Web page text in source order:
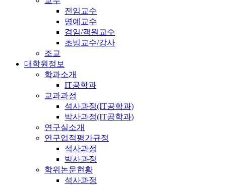
전임교수
명예교수
겸임/객원교수
초빙교수/강사
조교
대학원정보
학과소개
IT공학과
교과과정
석사과정(IT공학과)
박사과정(IT공학과)
연구실소개
연구업적평가규정
석사과정
박사과정
학위논문현황
석사과정